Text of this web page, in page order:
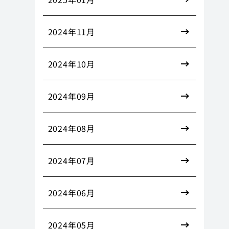
2024年11月
2024年10月
2024年09月
2024年08月
2024年07月
2024年06月
2024年05月